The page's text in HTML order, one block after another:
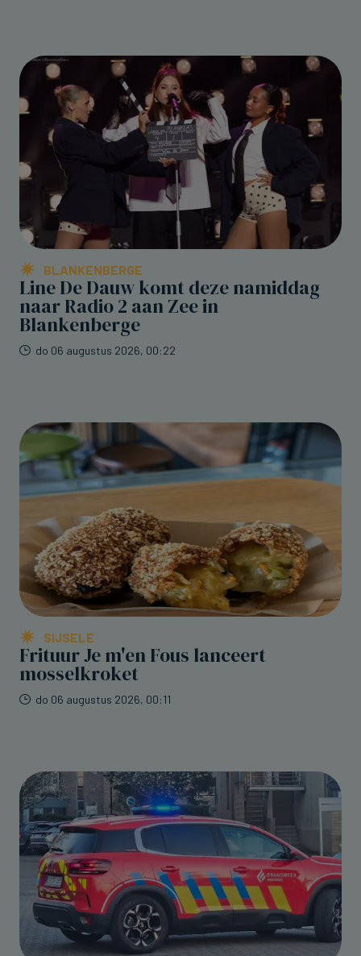
BLANKENBERGE
Line De Dauw komt deze namiddag
naar Radio 2 aan Zee in
Blankenberge
do 06 augustus 2026, 00:22
SIJSELE
Frituur Je m'en Fous lanceert
mosselkroket
do 06 augustus 2026, 00:11